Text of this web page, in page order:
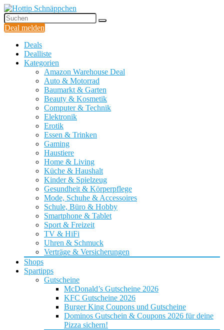
Deal melden
Deals
Dealliste
Kategorien
Amazon Warehouse Deal
Auto & Motorrad
Baumarkt & Garten
Beauty & Kosmetik
Computer & Technik
Elektronik
Erotik
Essen & Trinken
Gaming
Haustiere
Home & Living
Küche & Haushalt
Kinder & Spielzeug
Gesundheit & Körperpflege
Mode, Schuhe & Accessoires
Schule, Büro & Hobby
Smartphone & Tablet
Sport & Freizeit
TV & HiFi
Uhren & Schmuck
Verträge & Versicherungen
Shops
Spartipps
Gutscheine
McDonald’s Gutscheine 2026
KFC Gutscheine 2026
Burger King Coupons und Gutscheine
Dominos Gutschein & Coupons 2026 für deine
Pizza sichern!